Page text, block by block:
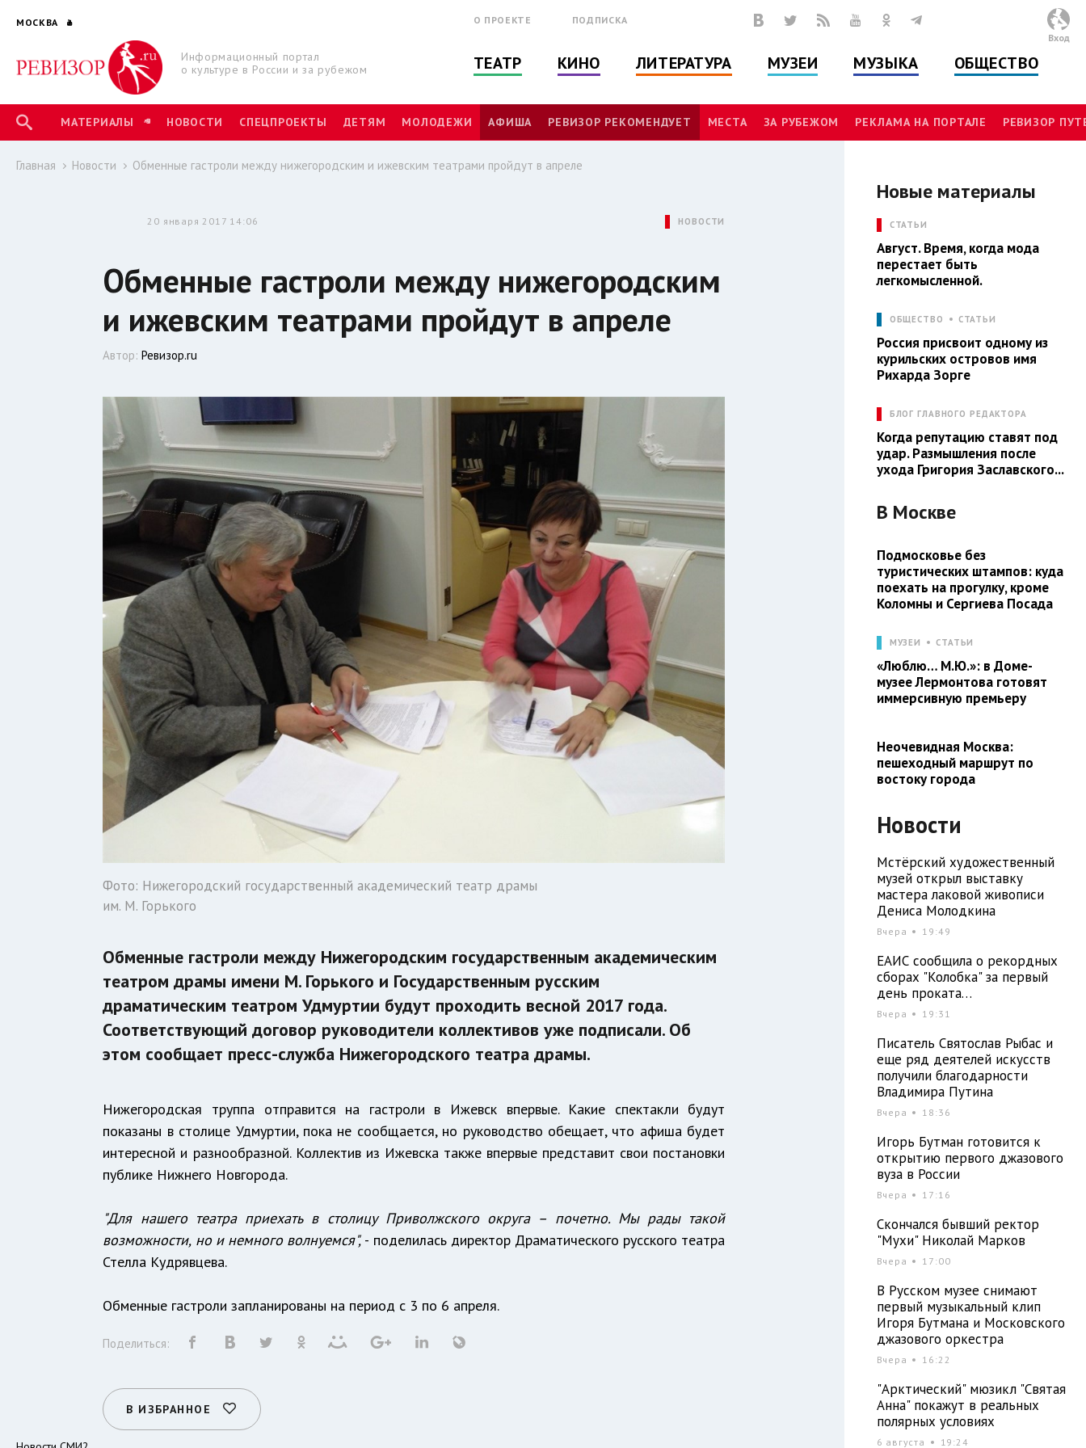
МОСКВА
Информационный портал
о культуре в России и за рубежом
О ПРОЕКТЕ ПОДПИСКА
ТЕАТР КИНО ЛИТЕРАТУРА МУЗЕИ МУЗЫКА ОБЩЕСТВО
Вход
МАТЕРИАЛЫ НОВОСТИ СПЕЦПРОЕКТЫ ДЕТЯМ МОЛОДЕЖИ АФИША РЕВИЗОР РЕКОМЕНДУЕТ МЕСТА ЗА РУБЕЖОМ РЕКЛАМА НА ПОРТАЛЕ РЕВИЗОР
Главная Новости Обменные гастроли между нижегородским и ижевским театрами пройдут в апреле
20 января 2017 14:06 НОВОСТИ
Обменные гастроли между нижегородским
и ижевским театрами пройдут в апреле
Автор:Ревизор.ru
Фото: Нижегородский государственный академический театр драмы
им. М. Горького
Обменные гастроли между Нижегородским государственным академическим
театром драмы имени М. Горького и Государственным русским
драматическим театром Удмуртии будут проходить весной 2017 года.
Соответствующий договор руководители коллективов уже подписали. Об
этом сообщает пресс-служба Нижегородского театра драмы.
Нижегородская труппа отправится на гастроли в Ижевск впервые. Какие спектакли будут
показаны в столице Удмуртии, пока не сообщается, но руководство обещает, что афиша будет
интересной и разнообразной. Коллектив из Ижевска также впервые представит свои постановки
публике Нижнего Новгорода.
"Для нашего театра приехать в столицу Приволжского округа – почетно. Мы рады такой
возможности, но и немного волнуемся",- поделилась директор Драматического русского театра
Стелла Кудрявцева.
Обменные гастроли запланированы на период с 3 по 6 апреля.
Поделиться:
В ИЗБРАННОЕ
Новые материалы
СТАТЬИ
Август. Время, когда мода
перестает быть
легкомысленной.
ОБЩЕСТВО СТАТЬИ
Россия присвоит одному из
курильских островов имя
Рихарда Зорге
БЛОГ ГЛАВНОГО РЕДАКТОРА
Когда репутацию ставят под
удар. Размышления после
ухода Григория Заславского...
В Москве
Подмосковье без
туристических штампов: куда
поехать на прогулку, кроме
Коломны и Сергиева Посада
МУЗЕИ СТАТЬИ
«Люблю… М.Ю.»: в Доме-
музее Лермонтова готовят
иммерсивную премьеру
Неочевидная Москва:
пешеходный маршрут по
востоку города
Новости
Мстёрский художественный
музей открыл выставку
мастера лаковой живописи
Дениса Молодкина
Вчера 19:49
ЕАИС сообщила о рекордных
сборах "Колобка" за первый
день проката…
Вчера 19:31
Писатель Святослав Рыбас и
еще ряд деятелей искусств
получили благодарности
Владимира Путина
Вчера 18:36
Игорь Бутман готовится к
открытию первого джазового
вуза в России
Вчера 17:16
Скончался бывший ректор
"Мухи" Николай Марков
Вчера 17:00
В Русском музее снимают
первый музыкальный клип
Игоря Бутмана и Московского
джазового оркестра
Вчера 16:22
"Арктический" мюзикл "Святая
Анна" покажут в реальных
полярных условиях
6 августа 19:24